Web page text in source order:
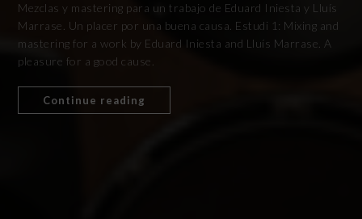
Mezclas y mastering para un trabajo de Eduard Iniesta y Lluís
Marrase. Un placer por una buena causa. Estudi 1: Mixing and
mastering for a work by Eduard Iniesta and Lluís Marrase. A
pleasure for a good cause.
Continue reading